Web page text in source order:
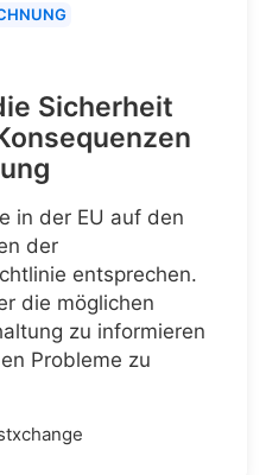
Sicherheit
in der EU auf den
der
entsprechen.
die möglichen
zu informieren
Probleme zu